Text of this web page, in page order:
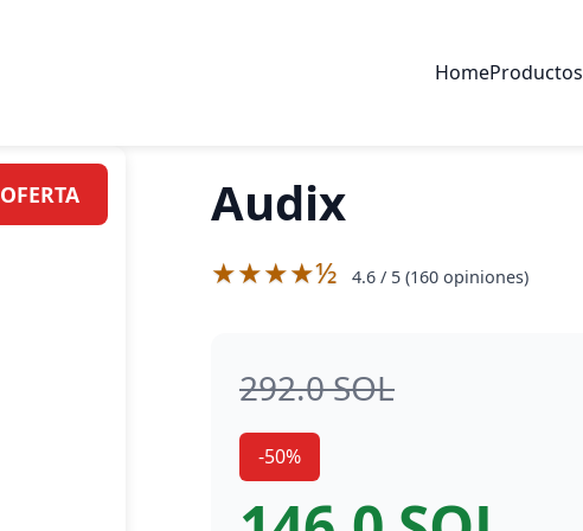
HomeProductos
OFERTA Audix
★★★★½ 4.6 / 5 (160 opiniones)
292.0 SOL
-50%